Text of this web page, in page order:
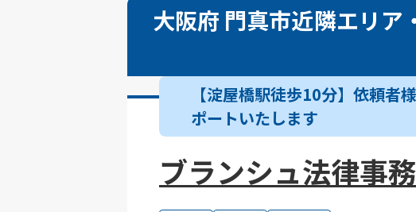
大阪府 門真市近隣エリ
【淀屋橋駅徒歩10分】依頼者
ポートいたします
ブランシュ法律事